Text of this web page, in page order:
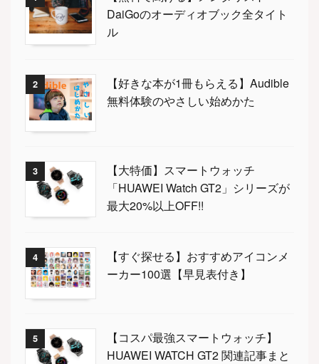
DaiGoのオーディオブック全タイト
ル
2
【好きな本が1冊もらえる】Audible
無料体験のやさしい始めかた
3
【大特価】スマートウォッチ
「HUAWEI Watch GT2」シリーズが
最大20%以上OFF!!
4
【すぐ探せる】おすすめアイコンメ
ーカー100選【早見表付き】
5
【コスパ最強スマートウォッチ】
HUAWEI WATCH GT2 関連記事まと